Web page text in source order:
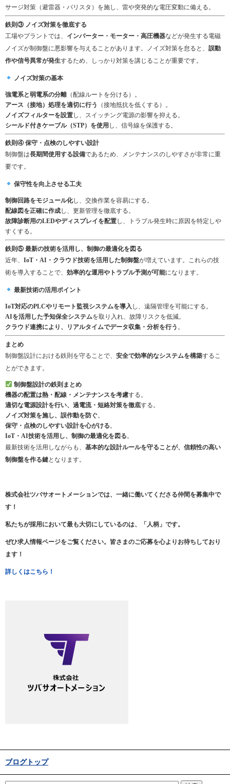
サージ対策（避雷器・バリスタ）を施し、雷や突発的な電圧変動に備える。
鉄則③ ノイズ対策を徹底する
工場やプラントでは、 インバーター・モーター・高圧機器などが発生する電磁
ノイズが制御盤に悪影響を与えることがあります。ノイズ対策を怠ると、 誤動
作や信号異常が発生するため、しっかり対策を講じることが重要です。
ノイズ対策の基本
強電系と弱電系の分離（配線ルートを分ける）。
アース（接地）処理を適切に行う
（接地抵抗を低くする）。
ノイズフィルターを設置し、スイッチング電源の影響を抑える。
シールド付きケーブル（STP）を使用 し、信号線を保護する。
鉄則④ 保守・点検のしやすい設計
制御盤は長期間使用する設備であるため、メンテナンスのしやすさが非常に重
要です。
保守性を向上させる工夫
制御回路をモジュール化し、交換作業を容易にする。
配線図を正確に作成し、更新管理を徹底する。
故障診断用のLEDやディスプレイを配置し、トラブル発生時に原因を特定しや
すくする。
鉄則⑤ 最新の技術を活用し、制御の最適化を図る
近年、 IoT・AI・クラウド技術を活用した制御盤が増えています。これらの技
術を導入することで、 効率的な運用やトラブル予測が可能になります。
最新技術の活用ポイント
IoT対応のPLCやリモート監視システムを導入 し、遠隔管理を可能にする。
AIを活用した予知保全システムを取り入れ、故障リスクを低減。
クラウド連携により、リアルタイムでデータ収集・分析を行う 。
まとめ
制御盤設計における鉄則を守ることで、 安全で効率的なシステムを構築するこ
とができます。
制御盤設計の鉄則まとめ
機器の配置は熱・配線・メンテナンスを考慮する。
適切な電源設計を行い、過電流・短絡対策を徹底する。
ノイズ対策を施し、誤作動を防ぐ。
保守・点検のしやすい設計を心がける。
IoT・AI技術を活用し、制御の最適化を図る。
最新技術を活用しながらも、 基本的な設計ルールを守ることが、信頼性の高い
制御盤を作る鍵となります。
株式会社ツバサオートメーションでは、一緒に働いてくださる仲間を募集中で
す！
私たちが採用において最も大切にしているのは、「人柄」です。
ぜひ求人情報ページをご覧ください。皆さまのご応募を心よりお待ちしており
ます！
詳しくはこちら！
ブログトップ